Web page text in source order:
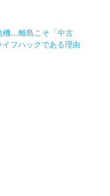
機…離島こそ「中古
フハックである理由